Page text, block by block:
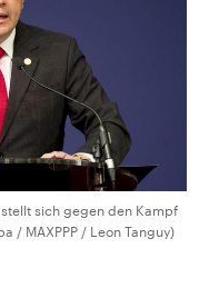
sich gegen den Kampf
/ MAXPPP / Leon Tanguy)